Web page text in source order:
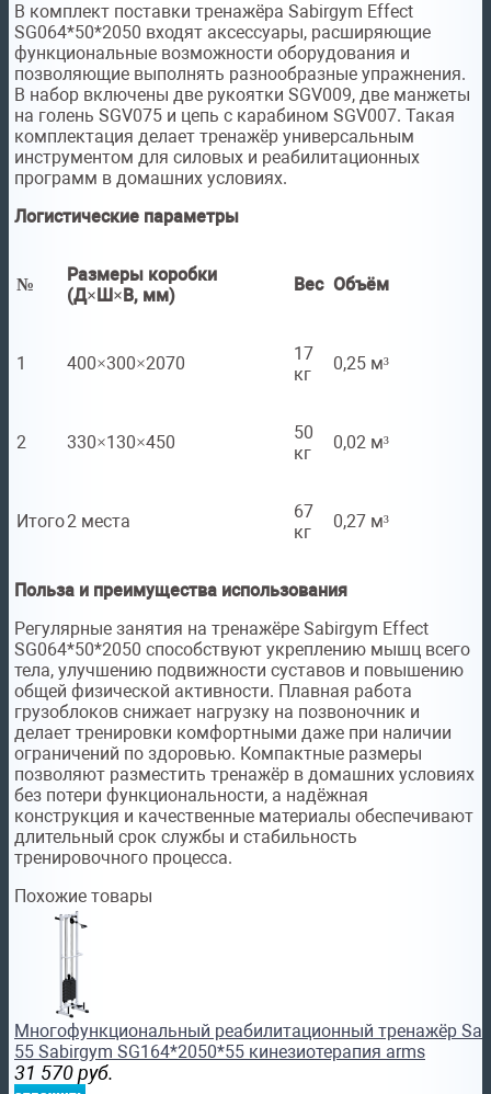
В комплект поставки тренажёра Sabirgym Effect
SG064*50*2050 входят аксессуары, расширяющие
функциональные возможности оборудования и
позволяющие выполнять разнообразные упражнения.
В набор включены две рукоятки SGV009, две манжеты
на голень SGV075 и цепь с карабином SGV007. Такая
комплектация делает тренажёр универсальным
инструментом для силовых и реабилитационных
программ в домашних условиях.
Логистические параметры
№
Размеры коробки
(Д×Ш×В, мм)
Вес Объём
1 400×300×2070
17
кг
0,25 м³
2 330×130×450
50
кг
0,02 м³
Итого2 места
67
кг
0,27 м³
Польза и преимущества использования
Регулярные занятия на тренажёре Sabirgym Effect
SG064*50*2050 способствуют укреплению мышц всего
тела, улучшению подвижности суставов и повышению
общей физической активности. Плавная работа
грузоблоков снижает нагрузку на позвоночник и
делает тренировки комфортными даже при наличии
ограничений по здоровью. Компактные размеры
позволяют разместить тренажёр в домашних условиях
без потери функциональности, а надёжная
конструкция и качественные материалы обеспечивают
длительный срок службы и стабильность
тренировочного процесса.
Похожие товары
Многофункциональный реабилитационный тренажёр
55 Sabirgym SG164*2050*55 кинезиотерапия arms
31 570 руб.